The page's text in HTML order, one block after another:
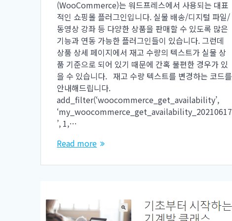
(WooCommerce)는 워드프레스에서 사용되는 대표
적인 쇼핑몰 플러그인입니다. 실물 배송/디지털 파일/
동영상 강좌 등 다양한 상품을 판매할 수 있도록 많은
기능과 연동 가능한 플러그인들이 있습니다. 그런데
상품 상세 페이지에서 재고 수량의 텍스트가 실물 상
품 기준으로 되어 있기 때문에 간혹 불편한 경우가 있
을 수 있습니다. 재고 수량 텍스트를 변경하는 코드를
안내해드립니다.
add_filter(‘woocommerce_get_availability’,
‘my_woocommerce_get_availability_20210617
’, 1,…
Read more